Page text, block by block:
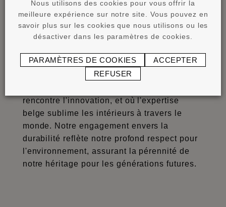
Une passion profonde pour le
design
Plus qu'une marque, NOËL & MARQUET est
rencontre l'innovation, et où l'expertise
belge sublime les intérieurs à travers le
monde. Notre engagement envers la
durabilité reflète notre profond respect pour
l'environnement, assurant la pérennité de
notre héritage pour les générations futures.
Nous utilisons des cookies pour vous offrir la
meilleure expérience sur notre site. Vous pouvez en
savoir plus sur les cookies que nous utilisons ou les
désactiver dans les paramètres de cookies.
PARAMÈTRES DE COOKIES
ACCEPTER
REFUSER